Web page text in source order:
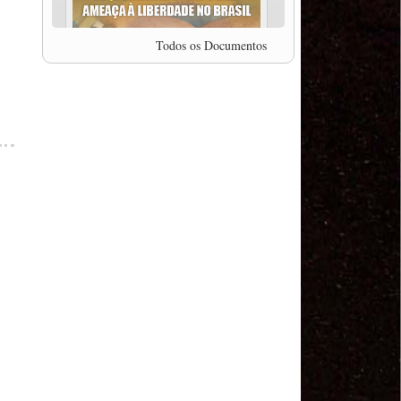
professor da Unisinos e Doutor em Ciências da
Comunicação da USP, Rafael Grohmann, que
coordena uma pesquisa internacional que visa
pressionar as plataformas digitais por melhores
Todos os Documentos